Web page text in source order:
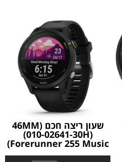
n
a
t
i
v
e
:
שעון ריצה חכם 46MM)
(010-02641-30H)
Forerunner 255 Music)